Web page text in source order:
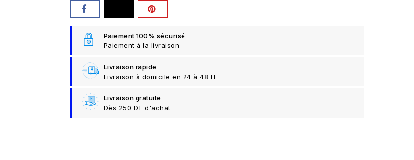
Paiement 100% sécurisé
Paiement à la livraison
Livraison rapide
Livraison à domicile en 24 à 48 H
Livraison gratuite
Dès 250 DT d'achat